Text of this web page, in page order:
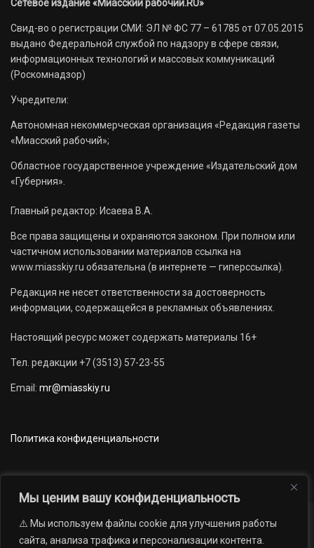
Мы ценим вашу конфиденциальность
⚠️ Мы используем файлы cookie для улучшения работы
сайта, анализа трафика и персонализации контента.
Сетевое издание «Миасский рабочий.RU»
Свид-во о регистрации СМИ: ЭЛ № ФС 77 – 61785 от 07.05.2015
выдано Федеральной службой по надзору в сфере связи,
информационных технологий и массовых коммуникаций
(Роскомнадзор)
Учредители:
Автономная некоммерческая организация «Редакция газеты
«Миасский рабочий»;
Областное государственное учреждение «Издательский дом
«Губерния».
Главный редактор: Исаева В.А.
Все права защищены и охраняются законом. При полном или
частичном использовании материалов ссылка на
www.miasskiy.ru обязательна (в интернете — гиперссылка).
Редакция не несет ответственности за достоверность
информации, содержащейся в рекламных объявлениях.
Настоящий ресурс может содержать материалы 16+
Тел. редакции +7 (3513) 57-23-55
Email: mr@miasskiy.ru
Политика конфиденциальности
Новости Наши проекты
Официально